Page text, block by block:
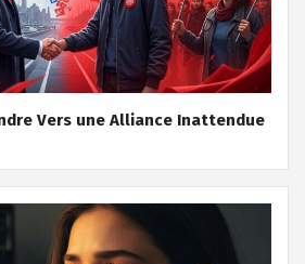
Vers une Alliance Inattendue